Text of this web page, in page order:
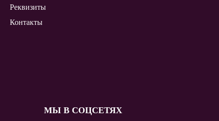
Реквизиты
Контакты
МЫ В СОЦСЕТЯХ